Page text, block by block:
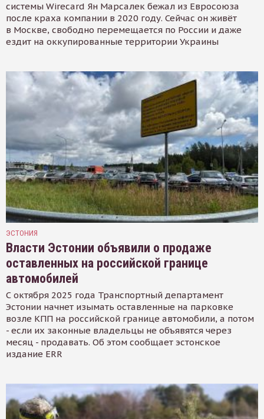
системы Wirecard Ян Марсалек бежал из Евросоюза
после краха компании в 2020 году. Сейчас он живёт
в Москве, свободно перемещается по России и даже
ездит на оккупированные территории Украины
ЭСТОНИЯ
Власти Эстонии объявили о продаже
оставленных на российской границе
автомобилей
С октября 2025 года Транспортный департамент
Эстонии начнет изымать оставленные на парковке
возле КПП на российской границе автомобили, а потом
- если их законные владельцы не объявятся через
месяц - продавать. Об этом сообщает эстонское
издание ERR